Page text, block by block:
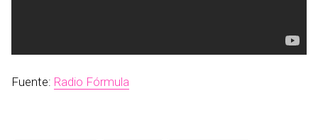
Fuente: Radio Fórmula